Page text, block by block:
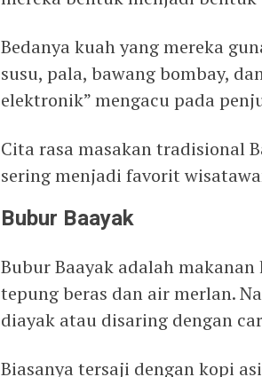
Bedanya kuah yang mereka
susu, pala, bawang bombay,
elektronik” mengacu pada
Cita rasa masakan tradisional
sering menjadi favorit
Bubur Baayak
Bubur Baayak adalah
tepung beras dan air merlan.
diayak atau disaring dengan
Biasanya tersaji dengan kopi